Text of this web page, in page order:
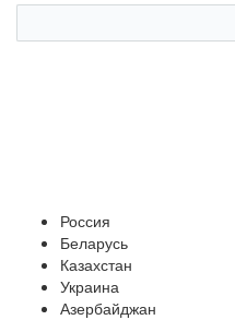
Россия
Беларусь
Казахстан
Украина
Азербайджан